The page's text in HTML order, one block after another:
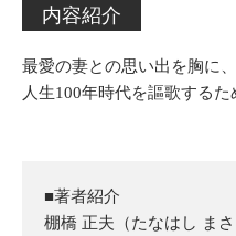
内容紹介
最愛の妻との思い出を胸に
人生100年時代を謳歌するた
■著者紹介
棚橋 正夫（たなはし まさ